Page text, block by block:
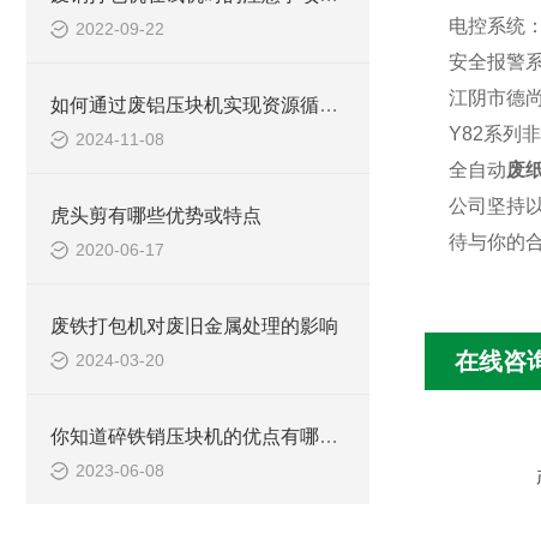
2022-09-22
如何通过废铝压块机实现资源循环利用？
2024-11-08
虎头剪有哪些优势或特点
2020-06-17
废铁打包机对废旧金属处理的影响
2024-03-20
你知道碎铁销压块机的优点有哪些吗？
2023-06-08
电控系统
安全报警
江阴市德
Y82系列
全自动废
公司坚持
待与你的合
在线咨